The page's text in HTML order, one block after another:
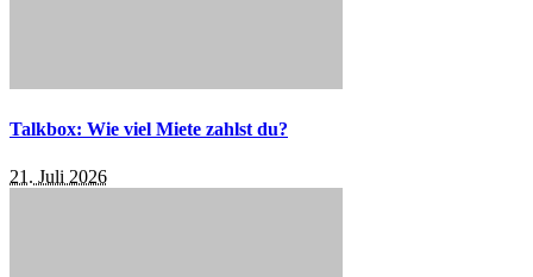
Talkbox: Wie viel Miete zahlst du?
21. Juli 2026